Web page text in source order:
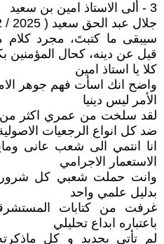
3 - ألى الاستاذ امين بن سعيد
جلال عبد الحق سعيد ( 2025 / 2 / 28 - 19:28 )
سيبقى ما كتبتَ، مجرد كلام
قيل عن دينه، كحال المؤمنين
كلا يا استاذ امين
واضح انك اسأت فهم جوهر
الأمر ليس دينيا
لقد سلخت من عمري اكثر
ضد كل انواع الرجعيات
انا انتمي الى شعب عانى
الاستعمار الاجرامي
وانت حملت شعبي كل شرور
بدليل علمي واحد
غرفت من كتابات
باعتباره ابداع تحليلي
لم تأتي بجديد و كل